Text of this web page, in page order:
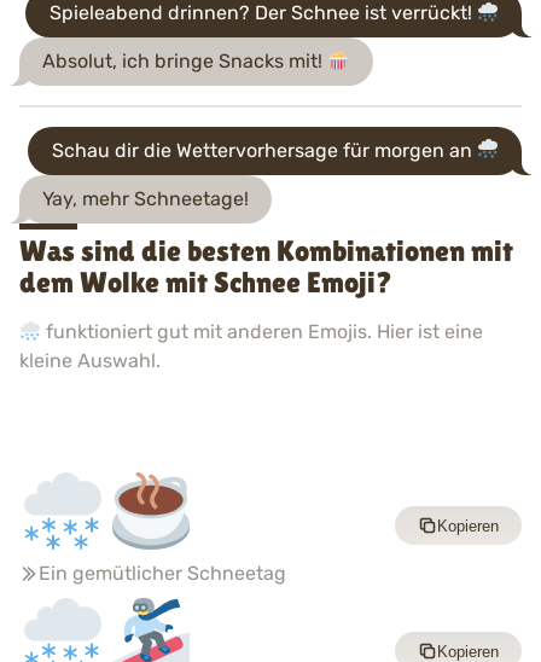
Spieleabend drinnen? Der Schnee ist verrückt!
Absolut, ich bringe Snacks mit!
Schau dir die Wettervorhersage für morgen an
Yay, mehr Schneetage!
Was sind die besten Kombinationen mit
dem Wolke mit Schnee Emoji?
funktioniert gut mit anderen Emojis. Hier ist eine
kleine Auswahl.
Ein gemütlicher Schneetag
Kopieren
Kopieren